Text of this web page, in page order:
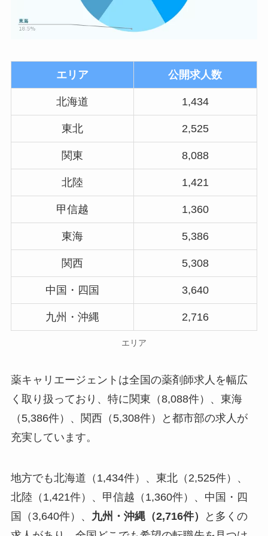
エリア 公開求人数
北海道 1,434
東北 2,525
関東 8,088
北陸 1,421
甲信越 1,360
東海 5,386
関西 5,308
中国・四国 3,640
九州・沖縄 2,716
エリア
薬キャリエージェントは全国の薬剤師求人を幅広
く取り扱っており、特に関東（8,088件）、東海
（5,386件）、関西（5,308件）と都市部の求人が
充実しています。
地方でも北海道（1,434件）、東北（2,525件）、
北陸（1,421件）、甲信越（1,360件）、中国・四
国（3,640件）、 九州・沖縄（2,716件）
と多くの